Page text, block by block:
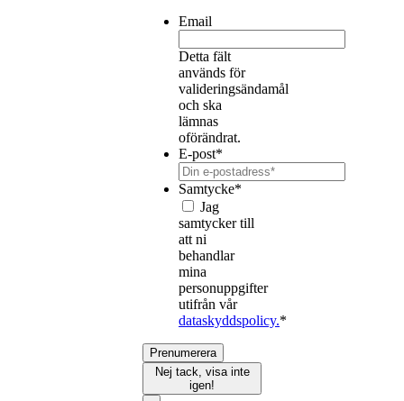
Email
Detta fält
används för
valideringsändamål
och ska
lämnas
oförändrat.
E-post*
Samtycke*
Jag
samtycker till
att ni
behandlar
mina
personuppgifter
utifrån vår
dataskyddspolicy.*
Prenumerera
Nej tack, visa inte
igen!